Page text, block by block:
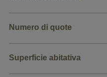
Numero di quote
Superficie abitativa